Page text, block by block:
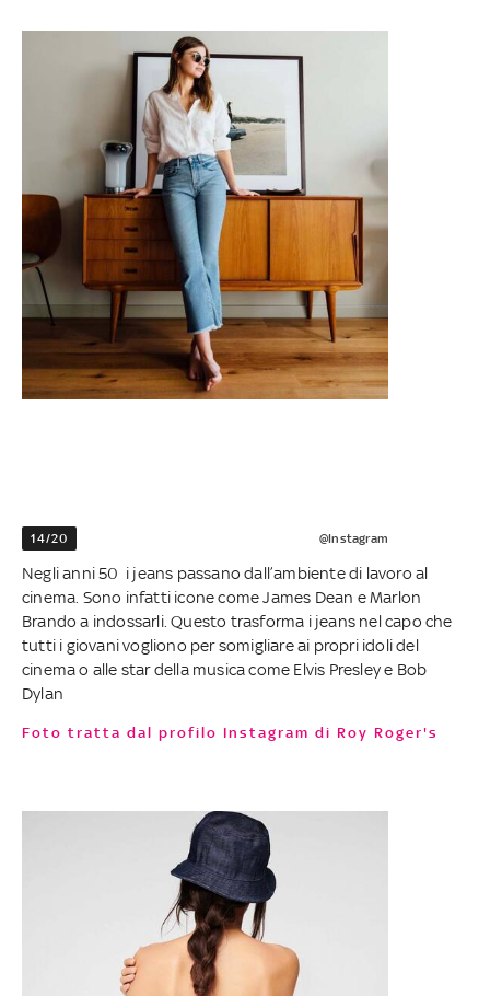
14/20 @Instagram
Negli anni 50 i jeans passano dall’ambiente di lavoro al
cinema. Sono infatti icone come James Dean e Marlon
Brando a indossarli. Questo trasforma i jeans nel capo che
tutti i giovani vogliono per somigliare ai propri idoli del
cinema o alle star della musica come Elvis Presley e Bob
Dylan
Foto tratta dal profilo Instagram di Roy Roger's